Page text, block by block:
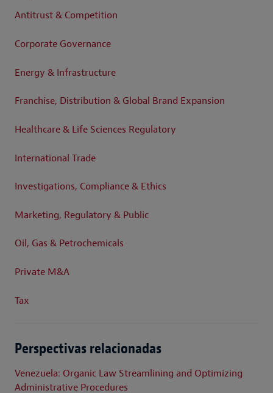
Antitrust & Competition
Corporate Governance
Energy & Infrastructure
Franchise, Distribution & Global Brand Expansion
Healthcare & Life Sciences Regulatory
International Trade
Investigations, Compliance & Ethics
Marketing, Regulatory & Public
Oil, Gas & Petrochemicals
Private M&A
Tax
Perspectivas relacionadas
Venezuela: Organic Law Streamlining and Optimizing
Administrative Procedures